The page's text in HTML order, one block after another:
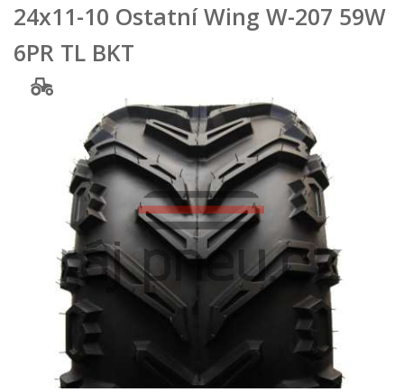
24x11-10 Ostatní Wing W-207 59W
6PR TL BKT